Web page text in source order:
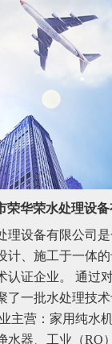
荣华荣水处理设备
理设备有限公司
计、施工于一体
认证企业。 通过
了一批水处理技
主营：家用纯水
水器、工业（RO